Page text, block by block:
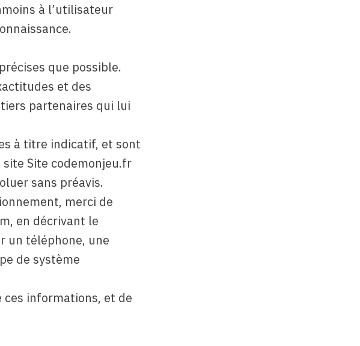
à l’utilisateur
que possible.
et des
partenaires qui lui
à titre indicatif, et sont
Site codemonjeu.fr
sans préavis.
merci de
en décrivant le
un téléphone, une
de système
ces informations, et de